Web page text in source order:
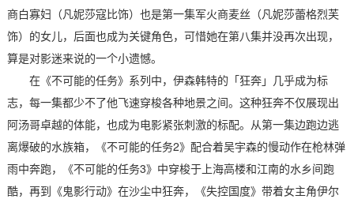
商白寡妇（凡妮莎寇比饰）也是第一集军火商麦丝（凡妮莎蕾格烈芙
饰）的女儿，后面也成为关键角色，可惜她在第八集并没再次出现，
算是对影迷来说的一个小遗憾。
在《不可能的任务》系列中，伊森韩特的「狂奔」几乎成为标
志，每一集都少不了他飞速穿梭各种地景之间。这种狂奔不仅展现出
阿汤哥卓越的体能，也成为电影紧张刺激的标配。从第一集边跑边逃
离爆破的水族箱，《不可能的任务2》配合着吴宇森的慢动作在枪林弹
雨中奔跑，《不可能的任务3》中穿梭于上海高楼和江南的水乡间跑
酷，再到《鬼影行动》在沙尘中狂奔，《失控国度》带着女主角伊尔